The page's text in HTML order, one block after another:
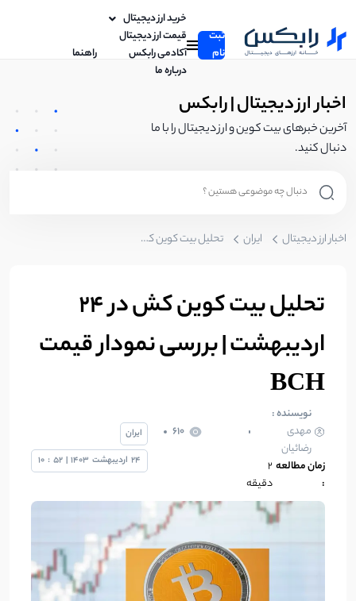
ثبت
نام
خرید ارز دیجیتال
قیمت ارز دیجیتال
آکادمی رابکس
راهنما
درباره ما
اخبار ارز دیجیتال | رابکس
آخرین خبرهای بیت کوین و ارز دیجیتال را با ما
دنبال کنید.
اخبار ارز دیجیتال ایران تحلیل بیت کوین کش در ٢٤ اردیبهشت | بررسی نمودار قیمت BCH
تحلیل بیت کوین کش در ٢٤
اردیبهشت | بررسی نمودار قیمت
BCH
نویسنده :
مهدی
رضائیان
610
زمان مطالعه
:
2
دقیقه
ایران
24 اردیبهشت 1403
|
52
:
10